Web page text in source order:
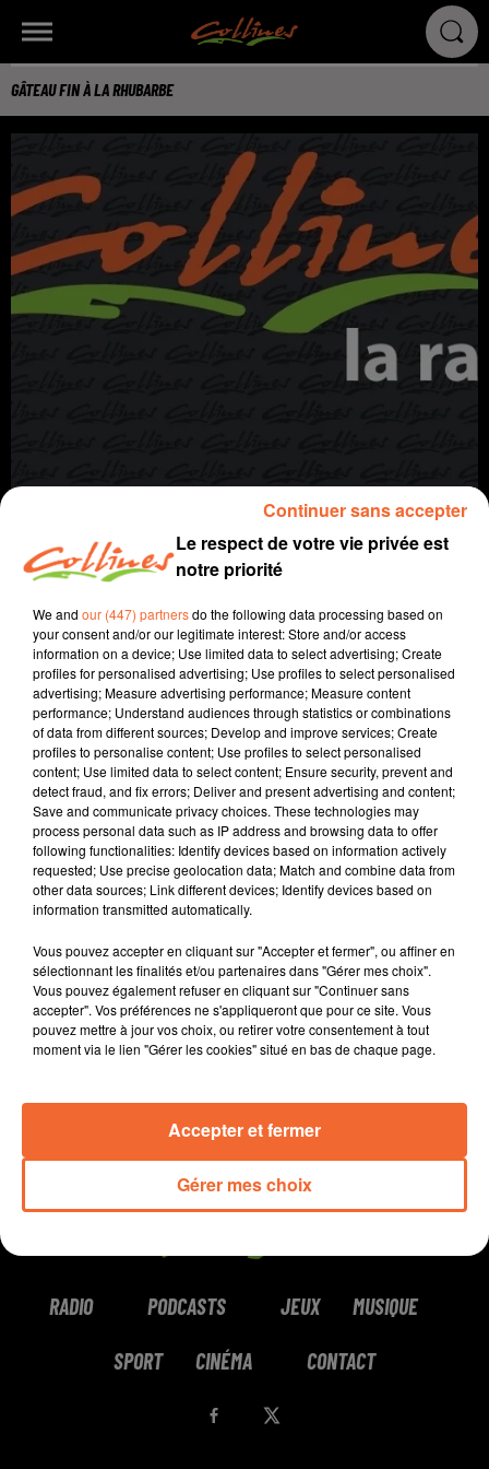
GÂTEAU FIN À LA RHUBARBE
recette cuisine
10 juin 2023 - 3 min 45 sec
GÂTEAU FIN À LA RHUBARBE
Jacqueline Pinon
Qu'est-ce qu'on mange ?
Recette présentée par Hélène et Jacqueline.
0:00 3 min 45 sec
RADIO PODCASTS JEUX MUSIQUE
SPORT CINÉMA CONTACT
Le respect de votre vie privée est
notre priorité
We and our (447) partnersdo the following data processing based on
your consent and/or our legitimate interest: Store and/or access
information on a device; Use limited data to select advertising; Create
profiles for personalised advertising; Use profiles to select personalised
advertising; Measure advertising performance; Measure content
performance; Understand audiences through statistics or combinations
of data from different sources; Develop and improve services; Create
profiles to personalise content; Use profiles to select personalised
content; Use limited data to select content; Ensure security, prevent and
detect fraud, and fix errors; Deliver and present advertising and content;
Save and communicate privacy choices. These technologies may
process personal data such as IP address and browsing data to offer
following functionalities: Identify devices based on information actively
requested; Use precise geolocation data; Match and combine data from
other data sources; Link different devices; Identify devices based on
information transmitted automatically.
Vous pouvez accepter en cliquant sur "Accepter et fermer", ou affiner en
sélectionnant les finalités et/ou partenaires dans "Gérer mes choix".
Vous pouvez également refuser en cliquant sur "Continuer sans
accepter". Vos préférences ne s'appliqueront que pour ce site. Vous
pouvez mettre à jour vos choix, ou retirer votre consentement à tout
moment via le lien "Gérer les cookies" situé en bas de chaque page.
Gérer mes choix
Accepter et fermer
Continuer sans accepter